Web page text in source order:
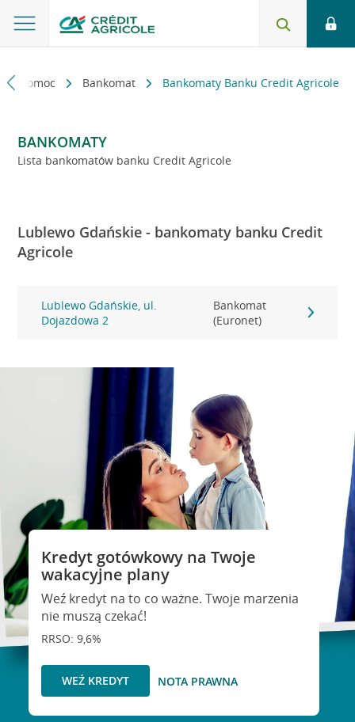
i pomoc Bankomat Bankomaty Banku Credit Agricole
BANKOMATY
Lista bankomatów banku Credit Agricole
Lublewo Gdańskie - bankomaty banku Credit
Agricole
Lublewo Gdańskie, ul.
Dojazdowa 2
Bankomat
(Euronet)
Kredyt gotówkowy na Twoje
wakacyjne plany
Weź kredyt na to co ważne. Twoje marzenia
nie muszą czekać!
RRSO: 9,6%
WEŹ KREDYT NOTA PRAWNA